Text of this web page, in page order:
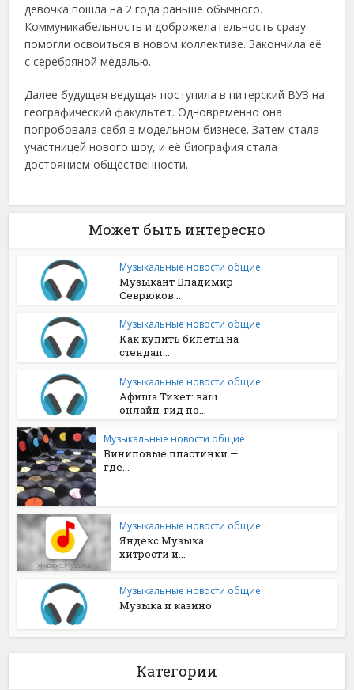
девочка пошла на 2 года раньше обычного.
Коммуникабельность и доброжелательность сразу
помогли освоиться в новом коллективе. Закончила её
с серебряной медалью.
Далее будущая ведущая поступила в питерский ВУЗ на
географический факультет. Одновременно она
попробовала себя в модельном бизнесе. Затем стала
участницей нового шоу, и её биография стала
достоянием общественности.
Может быть интересно
Музыкальные новости общие
Музыкант Владимир
Севрюков...
Музыкальные новости общие
Как купить билеты на
стендап...
Музыкальные новости общие
Афиша Тикет: ваш
онлайн-гид по...
Музыкальные новости общие
Виниловые пластинки —
где...
Музыкальные новости общие
Яндекс.Музыка:
хитрости и...
Музыкальные новости общие
Музыка и казино
Категории